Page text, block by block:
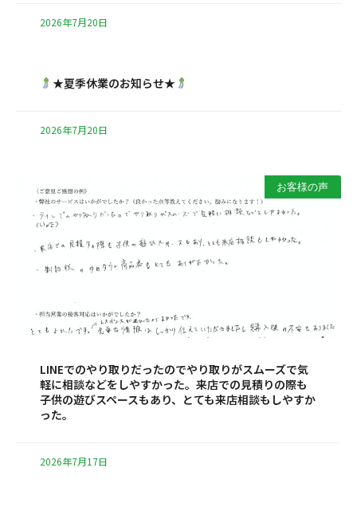
2026年7月20日
★夏季休業のお知らせ★
2026年7月20日
お客様の声
LINEでのやり取りだったのでやり取りがスムーズで気
軽に相談などをしやすかった。来店での見積りの際も
子供の遊びスペースもあり、とても来店相談もしやすか
った。
2026年7月17日